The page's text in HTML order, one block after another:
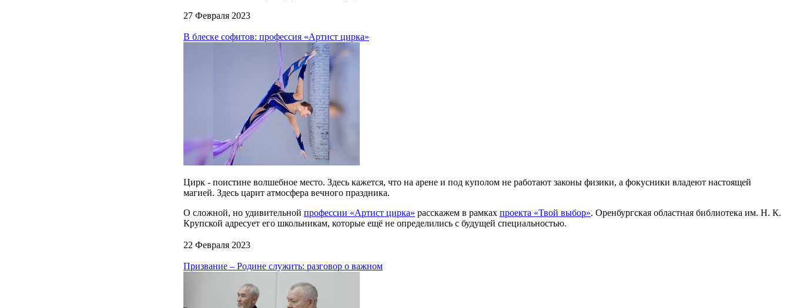
27 Февраля 2023
В блеске софитов: профессия «Артист цирка»
Цирк - поистине волшебное место. Здесь кажется, что на арене и под куполом не работают законы физики, а фокусники владеют настоящей
магией. Здесь царит атмосфера вечного праздника.
О сложной, но удивительной профессии «Артист цирка» расскажем в рамках проекта «Твой выбор». Оренбургская областная библиотека им. Н. К.
Крупской адресует его школьникам, которые ещё не определились с будущей специальностью.
22 Февраля 2023
Призвание – Родине служить: разговор о важном